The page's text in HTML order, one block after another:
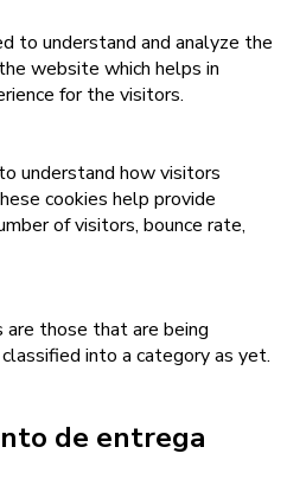
to understand and analyze the
website which helps in
for the visitors.
understand how visitors
cookies help provide
of visitors, bounce rate,
are those that are being
into a category as yet.
de entrega